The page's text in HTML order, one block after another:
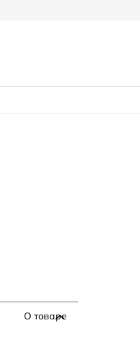
О товаре